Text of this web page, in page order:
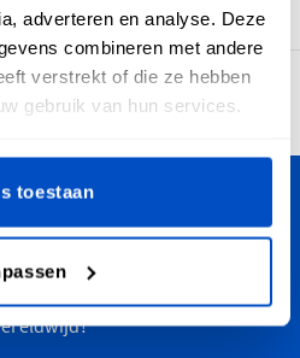
adverteren en analyse. Deze
combineren met andere
verstrekt of die ze hebben
gebruik van hun services.
toestaan
30.905 beoordelingen
bestelling in heel Nederland,
van Amsterdam tot Enschede.